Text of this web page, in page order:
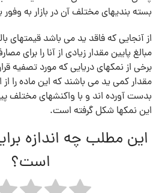
بسته بندیهای مختلف آن در بازار به
از آنجایی که فاقد ید می باشد قیمتهای
مبالغ پایین مقدار زیادی از آنا را برای
برخی از نمکهای دریایی که مورد تصفیه
مقدار کمی ید می باشند که این ماده را
بدست آورده اند و با واکنشهای مختلف
این نمکها شکل گرفته است.
این مطلب چه اندازه
است؟